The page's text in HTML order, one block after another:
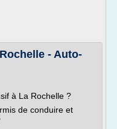
- Auto-
à La Rochelle ?
de conduire et